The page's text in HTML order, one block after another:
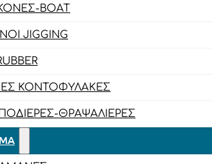
BOAT
JIGGING
ΚΟΝΤΟΦΎΛΑΚΕΣ
ΘΡΑΨΑΛΙΈΡΕΣ